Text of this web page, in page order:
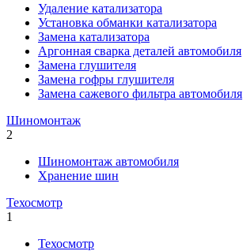
Удаление катализатора
Установка обманки катализатора
Замена катализатора
Аргонная сварка деталей автомобиля
Замена глушителя
Замена гофры глушителя
Замена сажевого фильтра автомобиля
Шиномонтаж
2
Шиномонтаж автомобиля
Хранение шин
Техосмотр
1
Техосмотр